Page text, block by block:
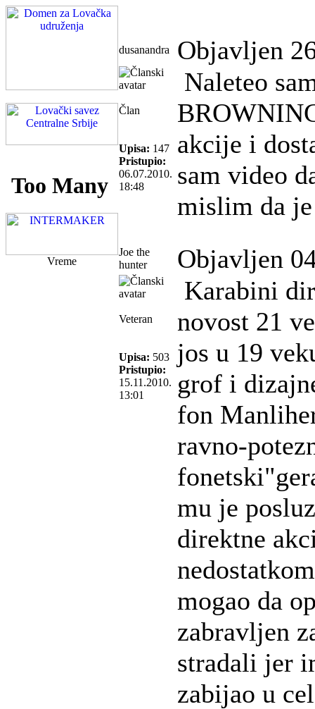
Vreme
dusanandra Objavljen
Član
Upisa: 147
Pristupio:
06.07.2010.
18:48
Naleteo
akcije i
sam video
mislim da
Joe the
hunter
Objavljen
Veteran
Upisa: 503
Pristupio:
15.11.2010.
13:01
Karabini
novost 21
jos u 19
grof i
fon
ravno-
mu je
direktne
mogao da
zabravljen
stradali jer
zabijao u